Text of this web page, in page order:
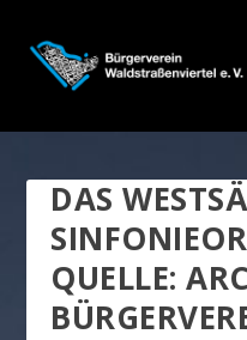
DAS
QUELLE: